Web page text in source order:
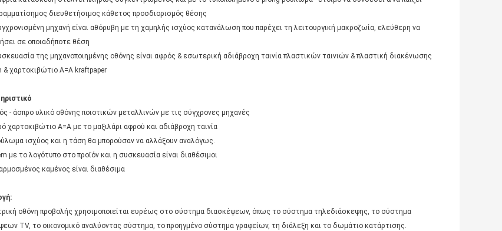
διευθετήσιμος κάθετος προσδιορισμός θέσης
μηχανή είναι αθόρυβη με τη χαμηλής ισχύος κατανάλωση που παρέχει τη λειτουργική μακροζωία, ελεύθερη να
σε οποιαδήποτε θέση
της μηχανοποιημένης οθόνης είναι αφρός & εσωτερική αδιάβροχη ταινία πλαστικών ταινιών & πλαστική διακένωσης
& χαρτοκιβώτιο A=A kraftpaper
- άσπρο υλικό οθόνης ποιοτικών μεταλλινών με τις σύγχρονες μηχανές
χαρτοκιβώτιο A=A με το μαξιλάρι αφρού και αδιάβροχη ταινία
ισχύος και η τάση θα μπορούσαν να αλλάξουν αναλόγως.
με το λογότυπο στο προϊόν και η συσκευασία είναι διαθέσιμοι
καμένος είναι διαθέσιμα
οθόνη προβολής χρησιμοποιείται ευρέως στο σύστημα διασκέψεων, όπως το σύστημα τηλεδιάσκεψης, το σύστημα
TV, το οικονομικό αναλύοντας σύστημα, το προηγμένο σύστημα γραφείων, τη διάλεξη και το δωμάτιο κατάρτισης.